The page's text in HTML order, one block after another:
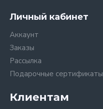
Личный кабинет
Аккаунт
Заказы
Рассылка
Подарочные сертификаты
Клиентам